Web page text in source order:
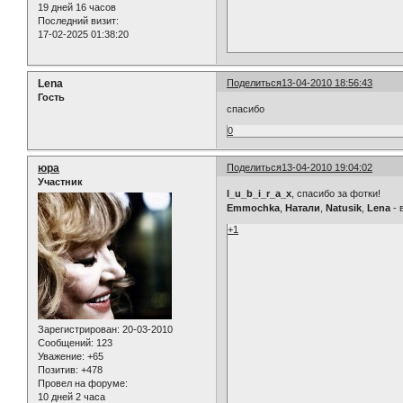
19 дней 16 часов
Последний визит:
17-02-2025 01:38:20
Поделиться13-04-2010 18:56:43
Lena
Гость
спасибо
0
Поделиться13-04-2010 19:04:02
юра
Участник
Зарегистрирован: 20-03-2010
Сообщений: 123
Уважение: +65
Позитив: +478
Провел на форуме:
10 дней 2 часа
l_u_b_i_r_a_x , спасибо за фотки!
Emmochka
Натали Natusik Lena -
+1